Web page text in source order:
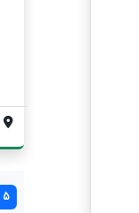
5 مورد یافت شد